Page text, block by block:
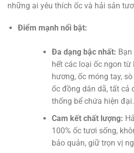
những ai yêu thích ốc và hải sản
Điểm mạnh nổi bật:
Đa dạng bậc nhất:
hết các loại ốc ngon
hương, ốc móng tay,
ốc đồng dân dã, tất cả
thống bể chứa hiện đại.
Cam kết chất lượng:
100% ốc tươi sống,
bảo quản, giữ trọn vị